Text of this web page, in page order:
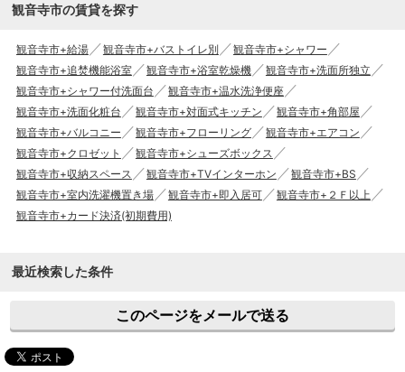
観音寺市の賃貸を探す
観音寺市+給湯 観音寺市+バストイレ別
観音寺市+シャワー
観音寺市+追焚機能浴室
観音寺市+浴室乾燥機
観音寺市+洗面所独立
観音寺市+シャワー付洗面台
観音寺市+温水洗浄便座
観音寺市+洗面化粧台
観音寺市+対面式キッチン
観音寺市+角部屋
観音寺市+バルコニー
観音寺市+フローリング
観音寺市+エアコン
観音寺市+クロゼット
観音寺市+シューズボックス
観音寺市+収納スペース
観音寺市+TVインターホン
観音寺市+BS
観音寺市+室内洗濯機置き場
観音寺市+即入居可
観音寺市+２Ｆ以上
観音寺市+カード決済(初期費用)
最近検索した条件
このページをメールで送る